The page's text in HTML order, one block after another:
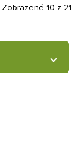
Zobrazené 10 z 21